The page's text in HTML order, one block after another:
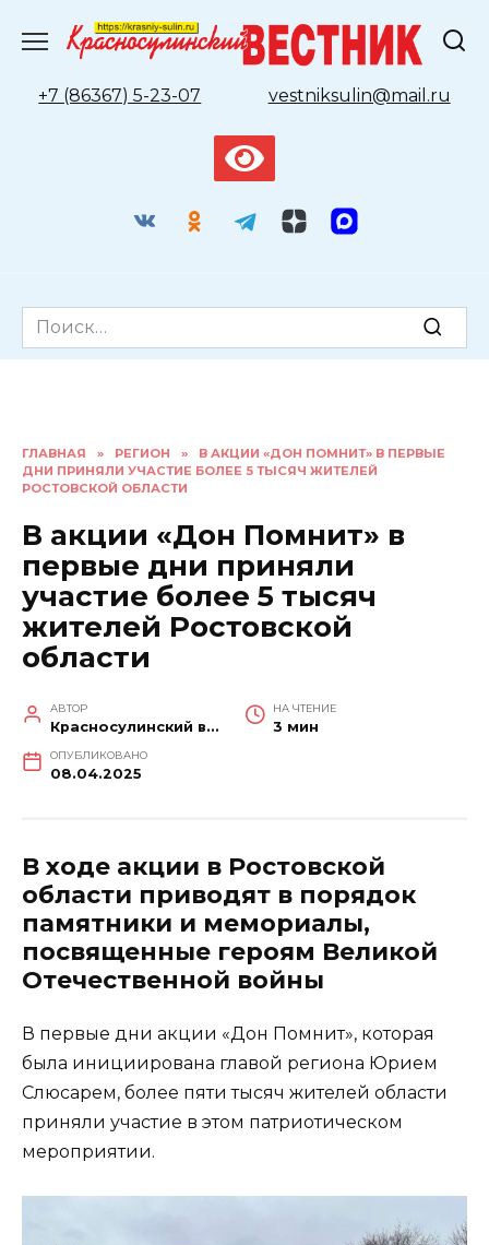
содержанию
+7 (86367) 5-23-07
vestniksulin@mail.ru
Search
for:
ГЛАВНАЯ » РЕГИОН »
В АКЦИИ «ДОН ПОМНИТ» В ПЕРВЫЕ
ДНИ ПРИНЯЛИ УЧАСТИЕ БОЛЕЕ 5 ТЫСЯЧ ЖИТЕЛЕЙ
РОСТОВСКОЙ ОБЛАСТИ
В акции «Дон Помнит» в
первые дни приняли
участие более 5 тысяч
жителей Ростовской
области
АВТОР
Красносулинский вестник
НА ЧТЕНИЕ
3 мин
ОПУБЛИКОВАНО
08.04.2025
В ходе акции в Ростовской
области приводят в порядок
памятники и мемориалы,
посвященные героям Великой
Отечественной войны
В первые дни акции «Дон Помнит», которая
была инициирована главой региона Юрием
Слюсарем, более пяти тысяч жителей области
приняли участие в этом патриотическом
мероприятии.